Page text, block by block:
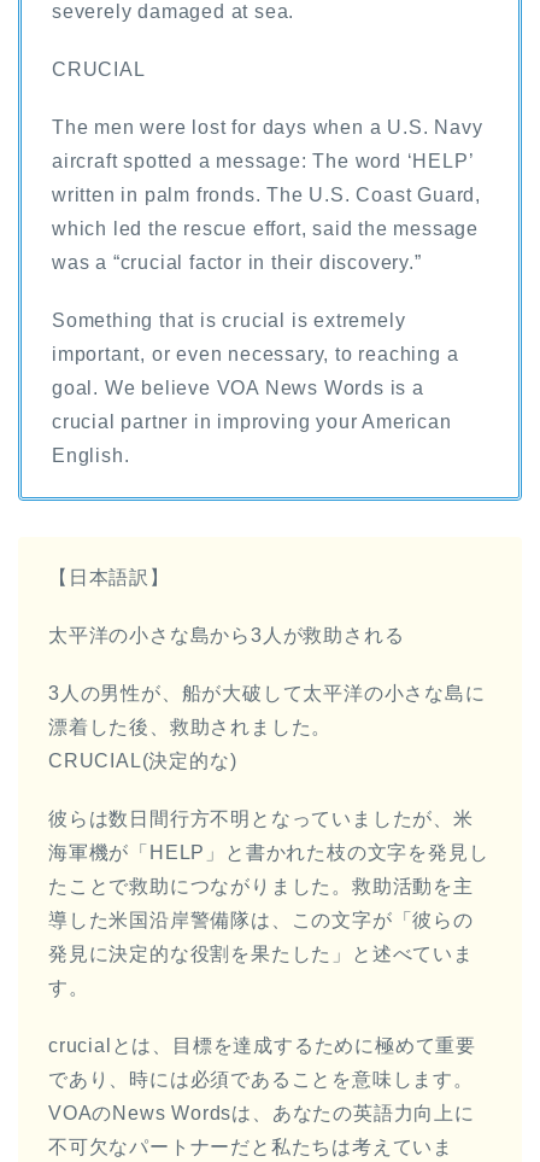
severely damaged at sea.
CRUCIAL
The men were lost for days when a U.S. Navy
aircraft spotted a message: The word ‘HELP’
written in palm fronds. The U.S. Coast Guard,
which led the rescue effort, said the message
was a “crucial factor in their discovery.”
Something that is crucial is extremely
important, or even necessary, to reaching a
goal. We believe VOA News Words is a
crucial partner in improving your American
English.
【日本語訳】
太平洋の小さな島から3人が救助される
3人の男性が、船が大破して太平洋の小さな島に
漂着した後、救助されました。
CRUCIAL(決定的な)
彼らは数日間行方不明となっていましたが、米
海軍機が「HELP」と書かれた枝の文字を発見し
たことで救助につながりました。救助活動を主
導した米国沿岸警備隊は、この文字が「彼らの
発見に決定的な役割を果たした」と述べていま
す。
crucialとは、目標を達成するために極めて重要
であり、時には必須であることを意味します。
VOAのNews Wordsは、あなたの英語力向上に
不可欠なパートナーだと私たちは考えていま